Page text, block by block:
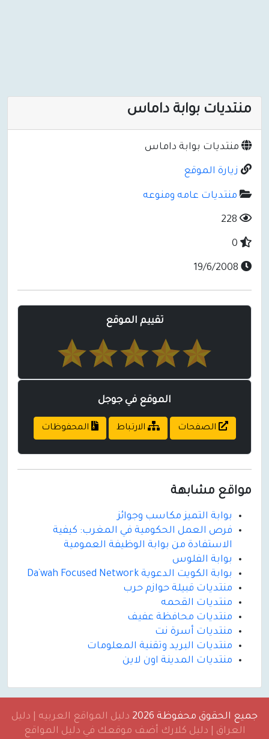
منتديات بوابة داماس
منتديات بوابة داماس
زيارة الموقع
منتديات عامه ومنوعه
تقييم الموقع
الموقع في جوجل
الصفحات الارتباط المحفوظات
مواقع مشابهة
بوابة التميز مكاسب وجوائز
فرص العمل الحكومية في المغرب: كيفية
الاستفادة من بوابة الوظيفة العمومية
بوابة الفلوس
بوابة الكويت الدعوية Da`wah Focused Network
منتديات قبيلة حوازم حرب
منتديات القحمه
منتديات محافظة عفيف
منتديات أسرة نت
منتديات البريد وتقنية المعلومات
منتديات المدينة اون لاين
جميع الحقوق محفوظة 2026
دليل المواقع العربيه | دليل
العراق | دليل كلارك أضف موقعك في دليل المواقع